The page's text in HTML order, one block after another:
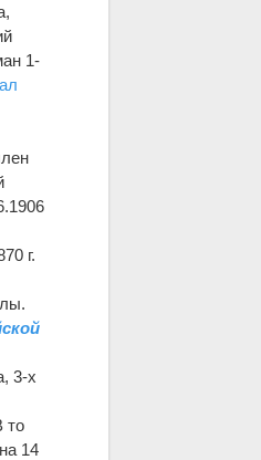
1-
г.
3-х
то
14